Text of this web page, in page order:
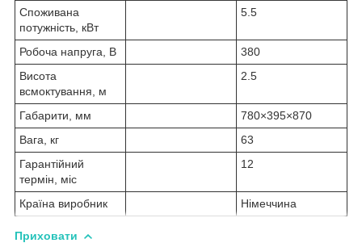
Споживана
потужність, кВт
5.5
Робоча напруга, В
380
Висота
всмоктування, м
2.5
Габарити, мм
780×395×870
Вага, кг
63
Гарантійний
термін, міс
12
Країна виробник Німеччина
Приховати